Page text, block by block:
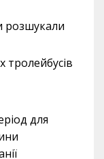
розшукали
для